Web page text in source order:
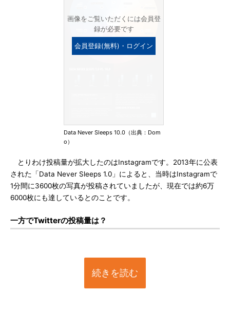
画像をご覧いただくには会員登
録が必要です
会員登録(無料)・ログイン
Data Never Sleeps 10.0（出典：Dom
o）
とりわけ投稿量が拡大したのはInstagramです。2013年に公表
された「Data Never Sleeps 1.0」によると、当時はInstagramで
1分間に3600枚の写真が投稿されていましたが、現在では約6万
6000枚にも達しているとのことです。
一方でTwitterの投稿量は？
続きを読む